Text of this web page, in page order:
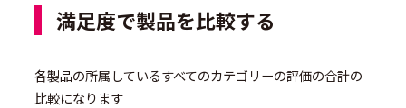
満足度で製品を比較する
各製品の所属しているすべてのカテゴリーの評価の合計の
比較になります